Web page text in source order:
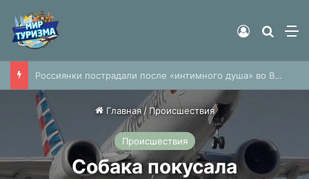
Найти
Войти
Россиянки пострадали после «интимного душа» во Вьетнаме
Главная/ Происшествия
Происшествия
Собака покусала